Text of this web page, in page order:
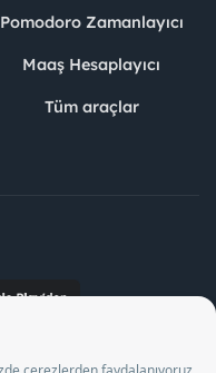
Pomodoro Zamanlayıcı
Maaş Hesaplayıcı
Tüm araçlar